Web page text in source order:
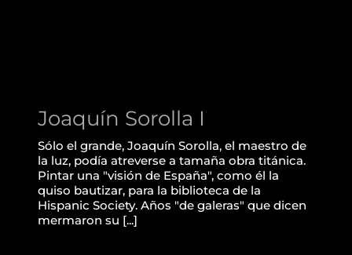
Joaquín Sorolla I
Sólo el grande, Joaquín Sorolla, el maestro de
la luz, podía atreverse a tamaña obra titánica.
Pintar una "visión de España", como él la
quiso bautizar, para la biblioteca de la
Hispanic Society. Años "de galeras" que dicen
mermaron su [...]